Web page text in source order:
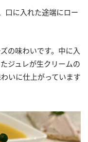
口に入れた途端にロー
の味わいです。中に入
ジュレが生クリームの
いに仕上がっています